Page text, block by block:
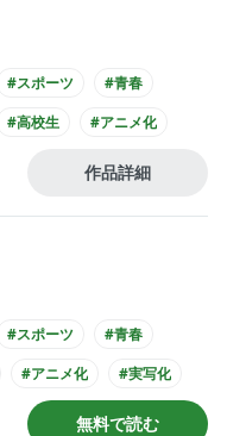
#スポーツ
#青春
#高校生 #アニメ化
作品詳細
#スポーツ
#青春
#アニメ化
#実写化
無料で読む